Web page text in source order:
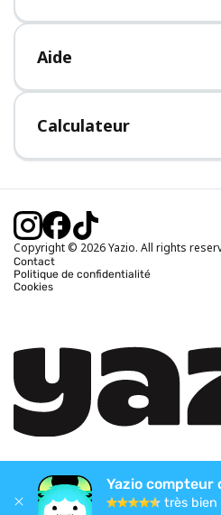
Tous les aliments
Aide
Centre d'aide
Calculateur
Calcul IMC
Calcul poids idéal
Calcul calories brûlées
Copyright © 2026 Yazio. All rights
Contact
Politique de confidentialité
Cookies
Yazio compteur
très bien